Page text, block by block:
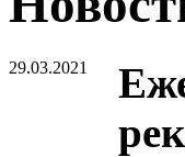
29.03.2021